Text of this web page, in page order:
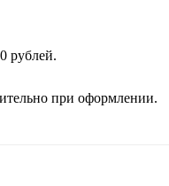
рублей.
при оформлении.